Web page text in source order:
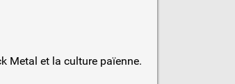
Metal et la culture païenne.